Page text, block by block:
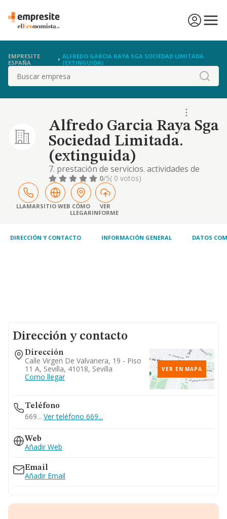
EMPRESITE
ESPAÑA
ALFREDO GARCIA RAYA SGA SOCIEDAD LIMITADA.
(EXTINGUIDA)
Buscar
Alfredo Garcia Raya Sga
Sociedad Limitada.
(extinguida)
7. prestación de servicios. actividades de
gestión y administración. servicios
educativos, sanitarios, de ocio y
entretenimiento. y concretamente, la
prestación y realización de todo tipo de
servicios y gestiones de carácter agrario,
agricultores individuales
0/5( 0 votos)
LLAMARSITIO WEB CÓMO
LLEGAR
VER
INFORME
DIRECCIÓN Y CONTACTO INFORMACIÓN GENERAL DATOS
Dirección y contacto
Dirección
Calle Virgen De Valvanera, 19 - Piso
11 A, Sevilla, 41018, Sevilla
Como llegar
VER EN MAPA
Teléfono
669... Ver teléfono 669...
Web
Añadir Web
Email
Añadir Email